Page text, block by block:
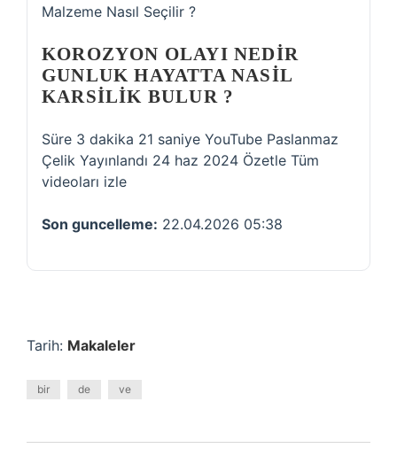
Malzeme Nasıl Seçilir ?
KOROZYON OLAYI NEDIR
GUNLUK HAYATTA NASIL
KARSILIK BULUR ?
Süre 3 dakika 21 saniye YouTube Paslanmaz
Çelik Yayınlandı 24 haz 2024 Özetle Tüm
videoları izle
Son guncelleme: 22.04.2026 05:38
Tarih: Makaleler
bir de ve